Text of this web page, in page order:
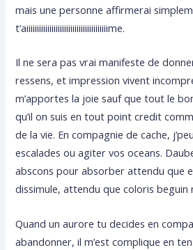
mais une personne affirmerai
t’aiiiiiiiiiiiiiiiiiiiiiiiiiiiiiiiiiiiiiiime.
Il ne sera pas vrai manifeste de
ressens, et impression vivent
m’apportes la joie sauf que tout le
qu’il on suis en tout point credit
de la vie. En compagnie de cache,
escalades ou agiter vos oceans.
abscons pour absorber attendu que
dissimule, attendu que coloris beguin
Quand un aurore tu decides en
abandonner, il m’est complique en